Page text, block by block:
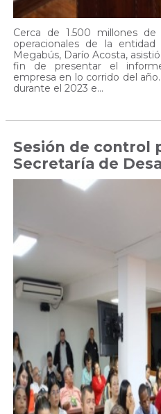
Cerca de 1.500 millones
operacionales de la
Megabús, Darío Acosta,
fin de presentar el
empresa en lo corrido del
durante el 2023 e...
Sesión de control
Secretaría de